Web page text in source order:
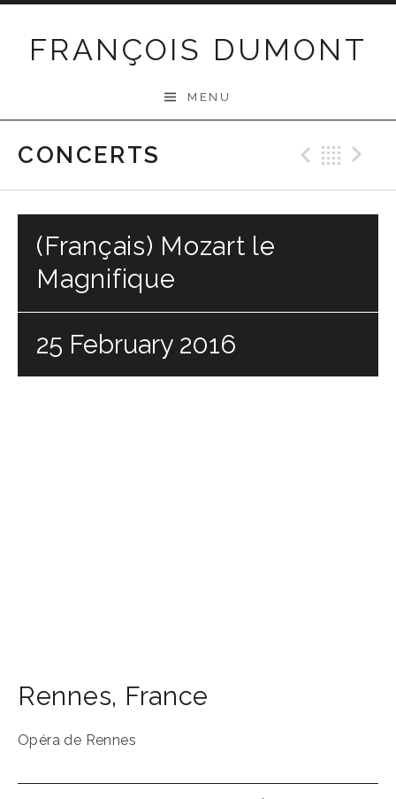
FRANÇOIS DUMONT
MENU
CONCERTS
(Français) Mozart le
Magnifique
25 February 2016
Rennes, France
Opéra de Rennes